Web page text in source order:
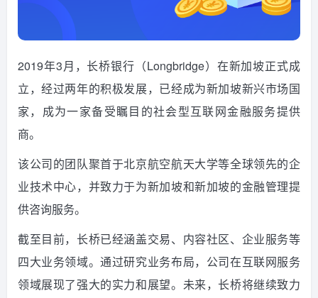
2019年3月， 长桥银行 （Longbridge）在新加坡正式成
立，经过两年的积极发展，已经成为新加坡新兴市场国
家，成为一家备受瞩目的社会型互联网金融服务提供
商。
该公司的团队聚首于北京航空航天大学等全球领先的企
业技术中心，并致力于为新加坡和新加坡的金融管理提
供咨询服务。
截至目前，长桥已经涵盖交易、内容社区、企业服务等
四大业务领域。通过研究业务布局，公司在互联网服务
领域展现了强大的实力和展望。未来，长桥将继续致力